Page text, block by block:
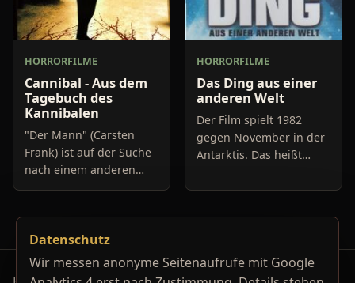
HORRORFILME
Cannibal - Aus dem
Tagebuch des
Kannibalen
"Der Mann" (Carsten
Frank) ist auf der Suche
nach einem anderen
Menschen, der in der
inneres Verlangen zu
stillen. Sein insg
HORRORFILME
Das Ding aus einer
anderen Welt
Der Film spielt 1982
gegen November in der
Antarktis. Das heißt
fängt damit an, dass ein
Datenschutz
Wir messen anonyme Seitenaufrufe mit Google